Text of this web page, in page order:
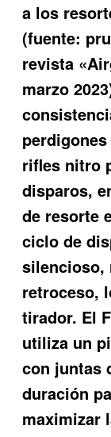
a los
(fuente:
revista
marzo
rifles nitro
disparos,
de resorte
ciclo de
silencioso,
retroceso,
tirador. El
utiliza un
con juntas
duración
maximizar